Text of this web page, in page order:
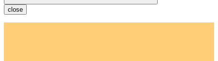
close